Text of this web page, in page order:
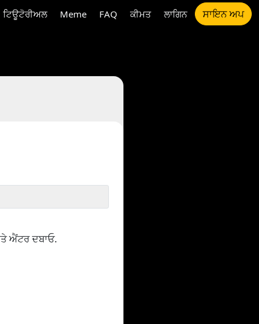
ਟਿਊਟੋਰੀਅਲ Meme FAQ ਕੀਮਤ ਲਾਗਿਨ ਸਾਇਨ ਅਪ
ਐਂਟਰ ਦਬਾਓ.